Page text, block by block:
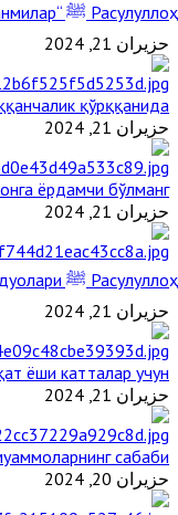
Расулуллоҳ ﷺ “Қабримни қайта-қайта зиёрат қилманглар” деганмилар?
حزيران 21, 2024
қўрққанида
حزيران 21, 2024
ёрдамчи бўлманг!
حزيران 21, 2024
Расулуллоҳ ﷺ уйқудан турганларида ўқиган дуолари
حزيران 21, 2024
ёши катталар учун
حزيران 21, 2024
сабаби
حزيران 20, 2024